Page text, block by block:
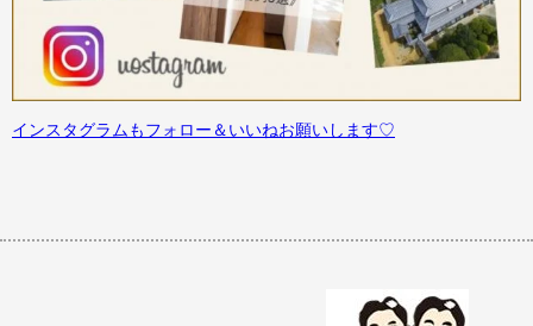
インスタグラムもフォロー＆いいねお願いします♡